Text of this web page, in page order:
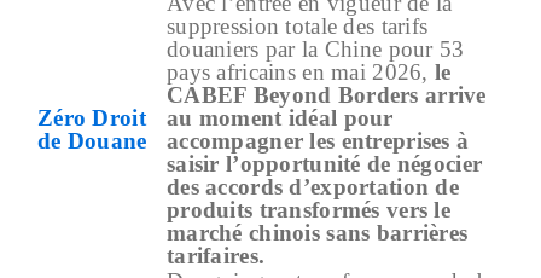
Zéro Droit
de Douane
suppression totale des tarifs
douaniers par la Chine pour 53
pays africains en mai 2026, le
CABEF Beyond Borders arrive
au moment idéal pour
accompagner les entreprises à
saisir l’opportunité de négocier
des accords d’exportation de
produits transformés vers le
marché chinois sans barrières
tarifaires.